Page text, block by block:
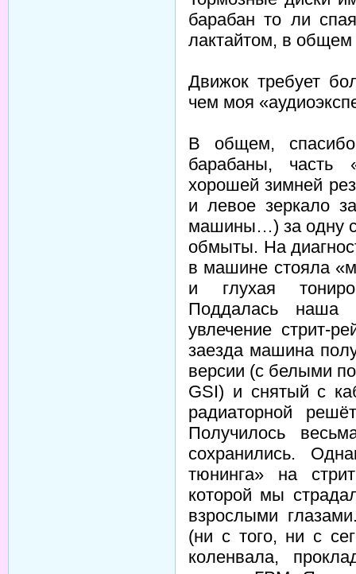
барабан то ли
лактайтом, в
Движок требует
чем моя
В общем,
барабаны, часть
хорошей зимней
и левое зеркало
машины…) за одну
обмыты. На
в машине стояла
и глухая
Поддалась наша
увлечение стрит-
заезда машина
версии (с белыми
GSI) и снятый с
радиаторной
Получилось
сохранились.
тюнинга» на
которой мы
взрослыми
(ни с того, ни с
коленвала,